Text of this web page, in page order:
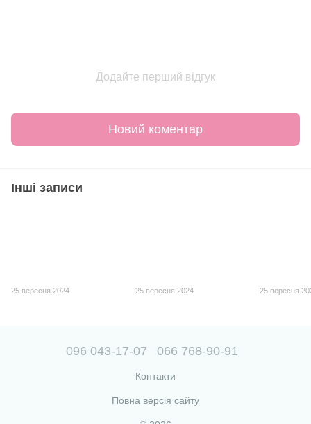
Додайте перший відгук
Новий коментар
Інші записи
25 вересня 2024 25 вересня 2024 25 вересня
096 043-17-07 066 768-90-91
Контакти
Повна версія сайту